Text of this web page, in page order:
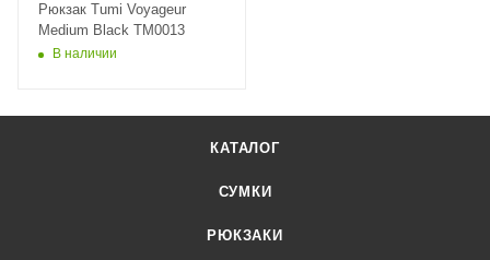
Рюкзак Tumi Voyageur
Medium Black TM0013
В наличии
КАТАЛОГ
СУМКИ
РЮКЗАКИ